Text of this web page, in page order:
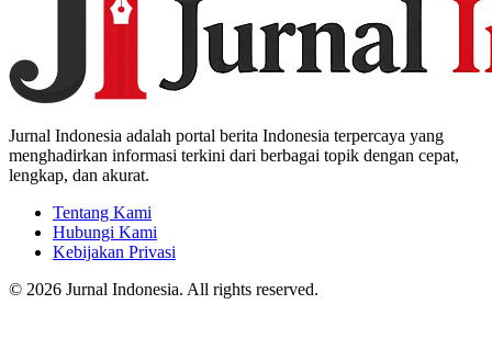
Jurnal Indonesia adalah portal berita Indonesia terpercaya yang
menghadirkan informasi terkini dari berbagai topik dengan cepat,
lengkap, dan akurat.
Tentang Kami
Hubungi Kami
Kebijakan Privasi
© 2026 Jurnal Indonesia. All rights reserved.